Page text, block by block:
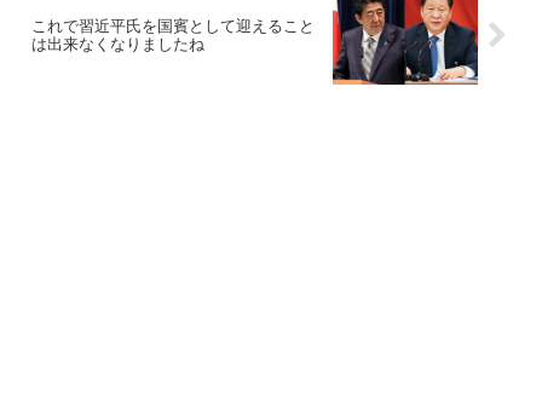
これで習近平氏を国賓として迎えること
は出来なくなりましたね